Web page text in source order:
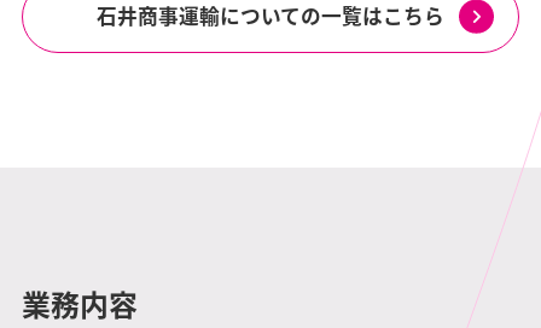
石井商事運輸についての一覧はこちら
業務内容